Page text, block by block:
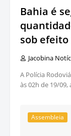
Bahia é
sob efeito
Jacobina
A Polícia
às 02h de 19/
Assembleia